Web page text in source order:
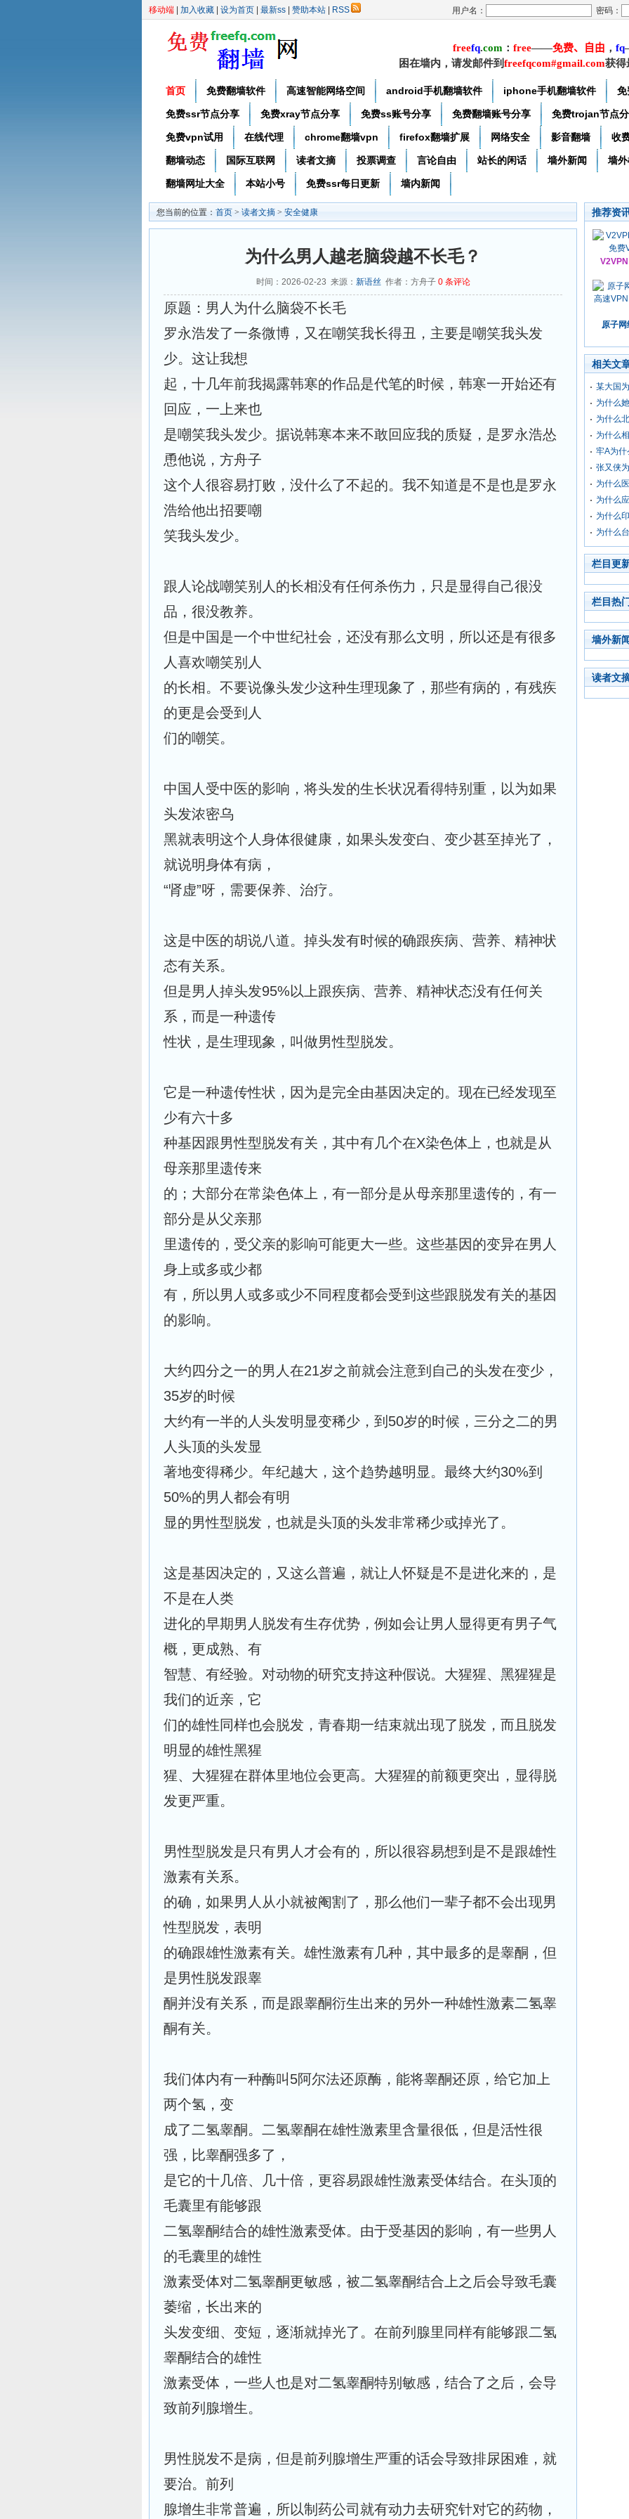
移动端 加入收藏 设为首页 最新ss 赞助本站 RSS 用户名： 密码：
freefq.com ： free——免费、自由 ， fq
困在墙内，请发邮件到freefqcom#gmail.com获得
首页 免费翻墙软件 高速智能网络空间 android手机翻墙软件 iphone手机翻墙软件 免
免费ssr节点分享 免费xray节点分享 免费ss账号分享 免费翻墙账号分享 免费trojan节点
免费vpn试用 在线代理 chrome翻墙vpn firefox翻墙扩展 网络安全 影音翻墙 收
翻墙动态 国际互联网 读者文摘 投票调查 言论自由 站长的闲话 墙外新闻 墙
翻墙网址大全 本站小号 免费ssr每日更新 墙内新闻
您当前的位置： 首页 > 读者文摘 > 安全健康
为什么男人越老脑袋越不长毛？
时间：2026-02-23 来源： 新语丝 作者：方舟子 0 条评论
原题：男人为什么脑袋不长毛
罗永浩发了一条微博，又在嘲笑我长得丑，主要是嘲笑我头发
少。这让我想
起，十几年前我揭露韩寒的作品是代笔的时候，韩寒一开始还有
回应，一上来也
是嘲笑我头发少。据说韩寒本来不敢回应我的质疑，是罗永浩怂
恿他说，方舟子
这个人很容易打败，没什么了不起的。我不知道是不是也是罗永
浩给他出招要嘲
笑我头发少。
跟人论战嘲笑别人的长相没有任何杀伤力，只是显得自己很没
品，很没教养。
但是中国是一个中世纪社会，还没有那么文明，所以还是有很多
人喜欢嘲笑别人
的长相。不要说像头发少这种生理现象了，那些有病的，有残疾
的更是会受到人
们的嘲笑。
中国人受中医的影响，将头发的生长状况看得特别重，以为如果
头发浓密乌
黑就表明这个人身体很健康，如果头发变白、变少甚至掉光了，
就说明身体有病，
“肾虚”呀，需要保养、治疗。
这是中医的胡说八道。掉头发有时候的确跟疾病、营养、精神状
态有关系。
但是男人掉头发95%以上跟疾病、营养、精神状态没有任何关
系，而是一种遗传
性状，是生理现象，叫做男性型脱发。
它是一种遗传性状，因为是完全由基因决定的。现在已经发现至
少有六十多
种基因跟男性型脱发有关，其中有几个在X染色体上，也就是从
母亲那里遗传来
的；大部分在常染色体上，有一部分是从母亲那里遗传的，有一
部分是从父亲那
里遗传的，受父亲的影响可能更大一些。这些基因的变异在男人
身上或多或少都
有，所以男人或多或少不同程度都会受到这些跟脱发有关的基因
的影响。
大约四分之一的男人在21岁之前就会注意到自己的头发在变少，
35岁的时候
大约有一半的人头发明显变稀少，到50岁的时候，三分之二的男
人头顶的头发显
著地变得稀少。年纪越大，这个趋势越明显。最终大约30%到
50%的男人都会有明
显的男性型脱发，也就是头顶的头发非常稀少或掉光了。
这是基因决定的，又这么普遍，就让人怀疑是不是进化来的，是
不是在人类
进化的早期男人脱发有生存优势，例如会让男人显得更有男子气
概，更成熟、有
智慧、有经验。对动物的研究支持这种假说。大猩猩、黑猩猩是
我们的近亲，它
们的雄性同样也会脱发，青春期一结束就出现了脱发，而且脱发
明显的雄性黑猩
猩、大猩猩在群体里地位会更高。大猩猩的前额更突出，显得脱
发更严重。
男性型脱发是只有男人才会有的，所以很容易想到是不是跟雄性
激素有关系。
的确，如果男人从小就被阉割了，那么他们一辈子都不会出现男
性型脱发，表明
的确跟雄性激素有关。雄性激素有几种，其中最多的是睾酮，但
是男性脱发跟睾
酮并没有关系，而是跟睾酮衍生出来的另外一种雄性激素二氢睾
酮有关。
我们体内有一种酶叫5阿尔法还原酶，能将睾酮还原，给它加上
两个氢，变
成了二氢睾酮。二氢睾酮在雄性激素里含量很低，但是活性很
强，比睾酮强多了，
是它的十几倍、几十倍，更容易跟雄性激素受体结合。在头顶的
毛囊里有能够跟
二氢睾酮结合的雄性激素受体。由于受基因的影响，有一些男人
的毛囊里的雄性
激素受体对二氢睾酮更敏感，被二氢睾酮结合上之后会导致毛囊
萎缩，长出来的
头发变细、变短，逐渐就掉光了。在前列腺里同样有能够跟二氢
睾酮结合的雄性
激素受体，一些人也是对二氢睾酮特别敏感，结合了之后，会导
致前列腺增生。
男性脱发不是病，但是前列腺增生严重的话会导致排尿困难，就
要治。前列
腺增生非常普遍，所以制药公司就有动力去研究针对它的药物，
推荐资
原子
相关文
某大国
为什么
为什么
为什么
牢A为什
张又侠
为什么
为什么
为什么
为什么
栏目更
栏目热
墙外新
读者文